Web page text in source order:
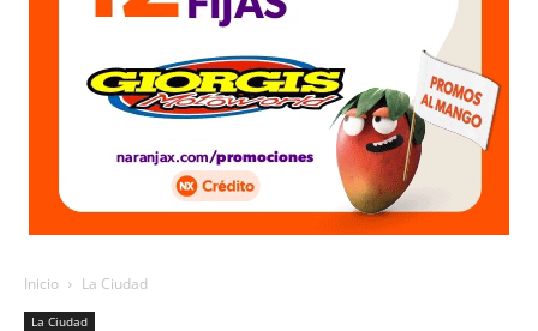
Inicio La Ciudad
La Ciudad